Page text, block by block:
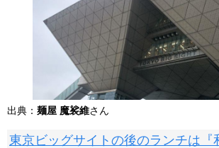
出典： 麺屋 魔裟維さん
東京ビッグサイトの後のランチは『